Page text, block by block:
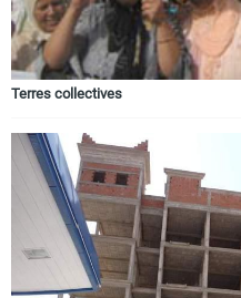
Terres collectives